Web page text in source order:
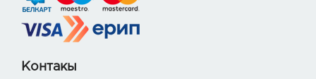
Контакы